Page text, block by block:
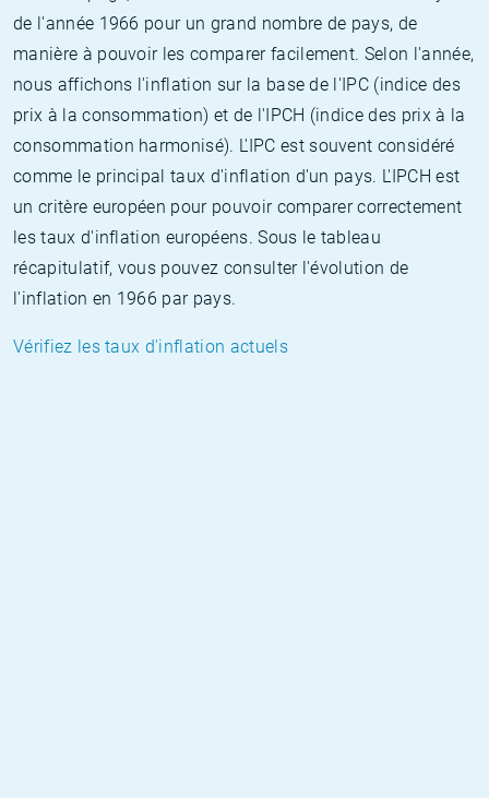
de l'année 1966 pour un grand nombre de pays, de
manière à pouvoir les comparer facilement. Selon l'année,
nous affichons l'inflation sur la base de l'IPC (indice des
prix à la consommation) et de l'IPCH (indice des prix à la
consommation harmonisé). L'IPC est souvent considéré
comme le principal taux d'inflation d'un pays. L'IPCH est
un critère européen pour pouvoir comparer correctement
les taux d'inflation européens. Sous le tableau
récapitulatif, vous pouvez consulter l'évolution de
l'inflation en 1966 par pays.
Vérifiez les taux d'inflation actuels